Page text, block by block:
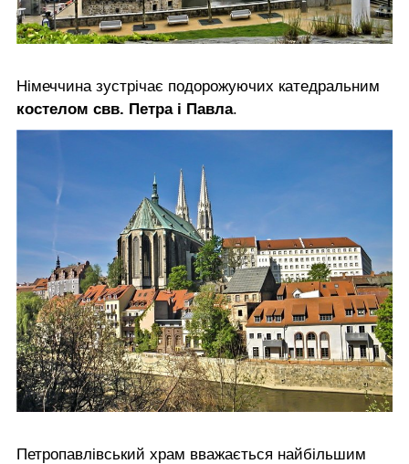
Німеччина зустрічає подорожуючих катедральним
костелом свв. Петра і Павла.
Петропавлівський храм вважається найбільшим